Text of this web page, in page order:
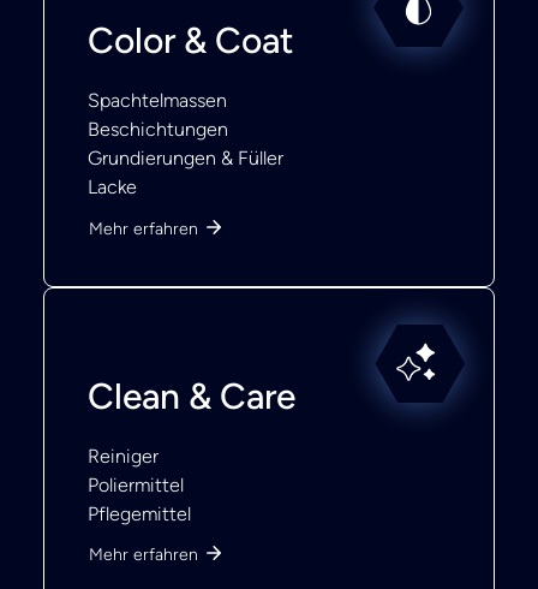
Color & Coat
Spachtelmassen
Beschichtungen
Grundierungen & Füller
Lacke
Mehr erfahren
Clean & Care
Reiniger
Poliermittel
Pflegemittel
Mehr erfahren